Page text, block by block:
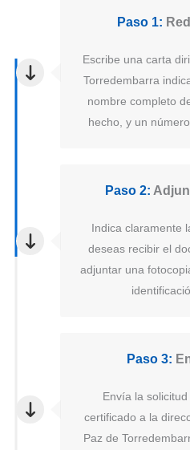
Paso 1:
Escribe una carta
Torredembarra
nombre completo
hecho, y un
Paso 2:
Indica claramente
deseas recibir el
adjuntar una
Paso 3:
Envía la
certificado a la
Paz de